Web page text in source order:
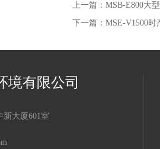
上一篇： MSB-E800大
下一篇： MSE-V1500
境有限公司
大厦601室